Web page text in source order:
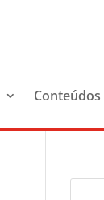
Conteúdos